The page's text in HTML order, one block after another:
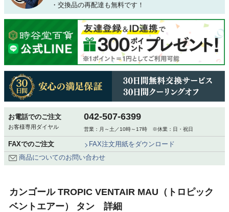
・交換品の再配達も無料です！
お電話でのご注文
お客様専用ダイヤル
042-507-6399
営業：月～土／10時～17時 ※休業：日・祝日
FAXでのご注文
FAX注文用紙をダウンロード
商品についてのお問い合わせ
カンゴール TROPIC VENTAIR MAU（トロピック
ベントエアー） タン 詳細